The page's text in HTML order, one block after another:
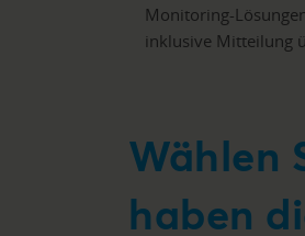
Monitoring-
inklusive Mitteilung
Wählen
haben